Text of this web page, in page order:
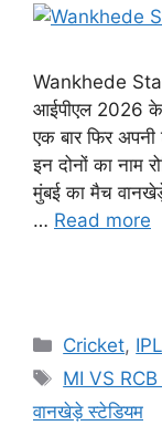
Wankhede
आईपीएल 2026 के
एक बार फिर
इन दोनों का नाम
मुंबई का मैच
… Read more
Cricket, IPL
MI VS
वानखेड़े स्टेडियम